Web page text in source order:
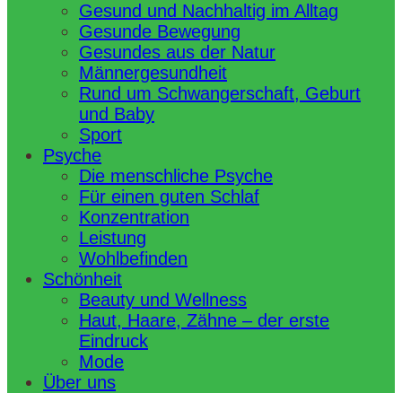
Gesund und Nachhaltig im Alltag
Gesunde Bewegung
Gesundes aus der Natur
Männergesundheit
Rund um Schwangerschaft, Geburt
und Baby
Sport
Psyche
Die menschliche Psyche
Für einen guten Schlaf
Konzentration
Leistung
Wohlbefinden
Schönheit
Beauty und Wellness
Haut, Haare, Zähne – der erste
Eindruck
Mode
Über uns